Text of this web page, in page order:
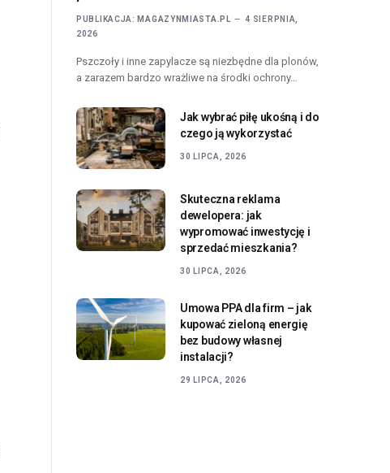
PUBLIKACJA: MAGAZYNMIASTA.PL
4 SIERPNIA,
2026
Pszczoły i inne zapylacze są niezbędne dla plonów,
a zarazem bardzo wrażliwe na środki ochrony…
Jak wybrać piłę ukośną i do
czego ją wykorzystać
30 LIPCA, 2026
Skuteczna reklama
dewelopera: jak
wypromować inwestycję i
sprzedać mieszkania?
30 LIPCA, 2026
Umowa PPA dla firm – jak
kupować zieloną energię
bez budowy własnej
instalacji?
29 LIPCA, 2026